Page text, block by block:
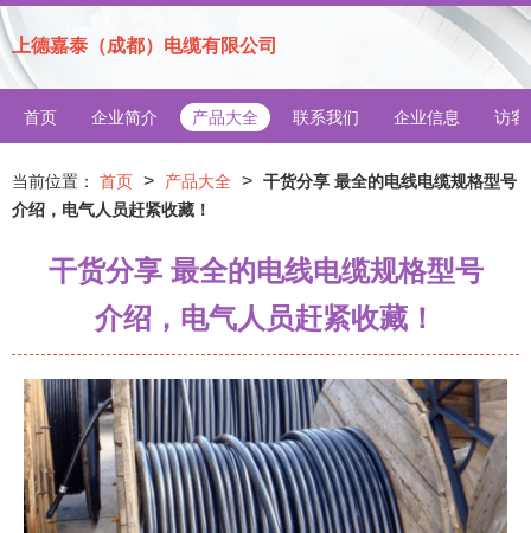
上德嘉泰（成都）电缆有限公司
首页 企业简介 产品大全 联系我们 企业信息 访客
当前位置： 首页 > 产品大全 > 干货分享 最全的电线电缆规格型号
介绍，电气人员赶紧收藏！
干货分享 最全的电线电缆规格型号
介绍，电气人员赶紧收藏！